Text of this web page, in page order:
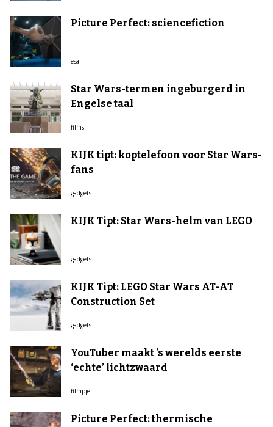
Picture Perfect: sciencefiction
esa
Star Wars-termen ingeburgerd in
Engelse taal
films
KIJK tipt: koptelefoon voor Star Wars-
fans
gadgets
KIJK Tipt: Star Wars-helm van LEGO
gadgets
KIJK Tipt: LEGO Star Wars AT-AT
Construction Set
gadgets
YouTuber maakt ’s werelds eerste
‘echte’ lichtzwaard
filmpje
Picture Perfect: thermische